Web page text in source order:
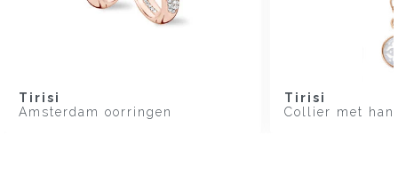
Tirisi
Amsterdam oorringen
Tirisi
Collier met